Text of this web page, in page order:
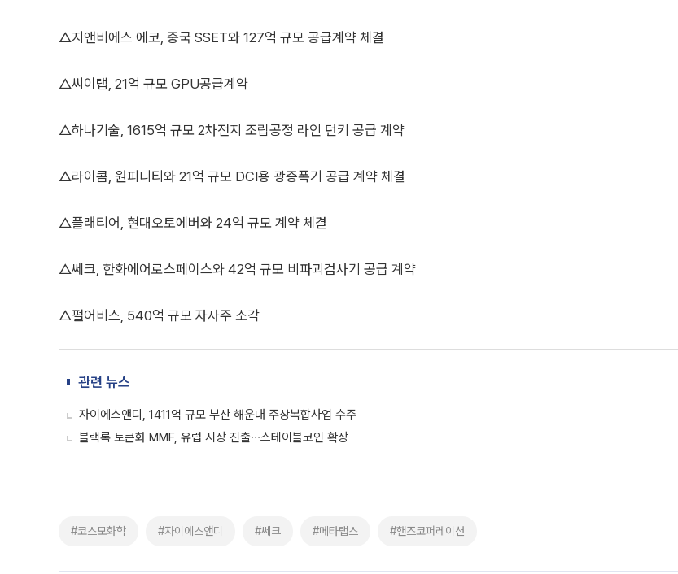
△지앤비에스 에코, 중국 SSET와 127억 규모 공급계약 체결
△씨이랩, 21억 규모 GPU공급계약
△하나기술, 1615억 규모 2차전지 조립공정 라인 턴키 공급 계약
△라이콤, 원피니티와 21억 규모 DCI용 광증폭기 공급 계약 체결
△플래티어, 현대오토에버와 24억 규모 계약 체결
△쎄크, 한화에어로스페이스와 42억 규모 비파괴검사기 공급 계약
△펄어비스, 540억 규모 자사주 소각
관련 뉴스
자이에스앤디, 1411억 규모 부산 해운대 주상복합사업 수주
블랙록 토큰화 MMF, 유럽 시장 진출∙∙∙스테이블코인 확장
#코스모화학 #자이에스앤디 #쎄크 #메타랩스 #핸즈코퍼레이션